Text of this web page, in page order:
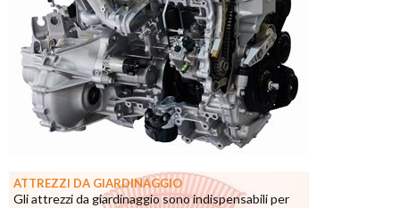
ATTREZZI DA GIARDINAGGIO
Gli attrezzi da giardinaggio sono indispensabili per